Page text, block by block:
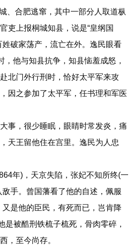
合肥逃窜，其中一部分人取道枞
吏上报桐城知县，说是“皇纲国
破家荡产，流亡在外。逸民眼看
他与知县抗争，知县恼羞成怒，
北门外行刑时，恰好太平军来攻
因之参加了太平军，任书理和军医
，很少睡眠，眼睛时常发炎，痛
天王留他住在宫里。逸民为人忠
年)，天京失陷，张妃不知所终(一
手。曾国藩看了他的自述，佩服
是他的臣民，有死而已，岂肯降
被酷刑铁梳子梳死，骨肉零碎，
，至今尚存。